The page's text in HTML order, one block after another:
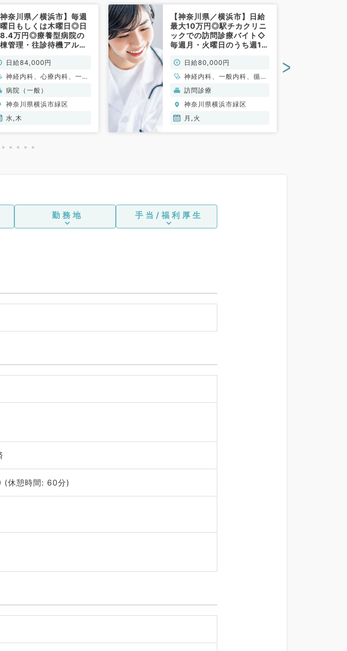
神奈川県／横浜市】毎週
日もしくは木曜日◎日
万円◎療養型病院の
管理・往診待機アルバ
内科系／非常勤）
日給84,000円
神経内科、心療内科、一般
内科、循環器内科、呼吸器
内科、消化器内科、内分
泌・代謝内科、腎臓内科、
老年内科、膠原病科
病院（一般）
神奈川県横浜市緑区
水,木
【神奈川県／横浜市】日給
最大10万円◎駅チカクリニ
ックでの訪問診療バイト◇
毎週月・火曜日のうち週1曜
／非常勤）
日給80,000円
神経内科、一般内科、循環
器内科、呼吸器内科、消化
器内科、内分泌・代謝内
科、腎臓内科、老年内科
訪問診療
神奈川県横浜市緑区
月,火
>
勤務地 手当/福利厚生
(休憩時間: 60分)